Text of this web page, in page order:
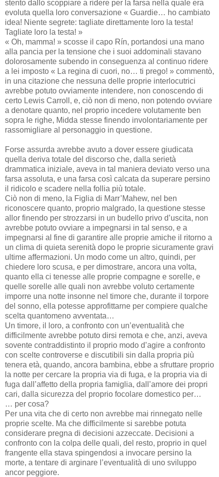
stento dallo scoppiare a ridere per la farsa nella quale era
evoluta quella loro conversazione « Guardie… ho cambiato
idea! Niente segrete: tagliate direttamente loro la testa!
Tagliate loro la testa! »
« Oh, mamma! » scosse il capo Rín, portandosi una mano
alla pancia per la tensione che i suoi addominali stavano
dolorosamente subendo in conseguenza al continuo ridere
a lei imposto « La regina di cuori, no… ti prego! » commentò,
in una citazione che nessuna delle proprie interlocutrici
avrebbe potuto ovviamente intendere, non conoscendo di
certo Lewis Carroll, e, ciò non di meno, non potendo ovviare
a denotare quanto, nel proprio incedere volutamente ben
sopra le righe, Midda stesse finendo involontariamente per
rassomigliare al personaggio in questione.
Forse assurda avrebbe avuto a dover essere giudicata
quella deriva totale del discorso che, dalla serietà
drammatica iniziale, aveva in tal maniera deviato verso una
farsa assoluta, e una farsa così calcata da superare persino
il ridicolo e scadere nella follia più totale.
Ciò non di meno, la Figlia di Marr’Mahew, nel ben
riconoscere quanto, proprio malgrado, la questione stesse
allor finendo per strozzarsi in un budello privo d’uscita, non
avrebbe potuto ovviare a impegnarsi in tal senso, e a
impegnarsi al fine di garantire alle proprie amiche il ritorno a
un clima di quieta serenità dopo le proprie sicuramente gravi
ultime affermazioni. Un modo come un altro, quindi, per
chiedere loro scusa, e per dimostrare, ancora una volta,
quanto ella ci tenesse alle proprie compagne e sorelle, e
quelle sorelle alle quali non avrebbe voluto certamente
imporre una notte insonne nel timore che, durante il torpore
del sonno, ella potesse approfittarne per compiere qualche
scelta quantomeno avventata…
Un timore, il loro, a confronto con un’eventualità che
difficilmente avrebbe potuto dirsi remota e che, anzi, aveva
sovente contraddistinto il proprio modo d’agire a confronto
con scelte controverse e discutibili sin dalla propria più
tenera età, quando, ancora bambina, ebbe a sfruttare proprio
la notte per cercare la propria via di fuga, e la propria via di
fuga dall’affetto della propria famiglia, dall’amore dei propri
cari, dalla sicurezza del proprio focolare domestico per…
… per cosa?
Per una vita che di certo non avrebbe mai rinnegato nelle
proprie scelte. Ma che difficilmente si sarebbe potuta
considerare pregna di decisioni azzeccate. Decisioni a
confronto con la colpa delle quali, del resto, proprio in quel
frangente ella stava spingendosi a invocare persino la
morte, a tentare di arginare l’eventualità di uno sviluppo
ancor peggiore.